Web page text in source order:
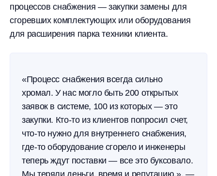
процессов снабжения — закупки замены для
сгоревших комплектующих или оборудования
для расширения парка техники клиента.
«Процесс снабжения всегда сильно
хромал. У нас могло быть 200 открытых
заявок в системе, 100 из которых — это
закупки. Кто-то из клиентов попросил счет,
что-то нужно для внутреннего снабжения,
где-то оборудование сгорело и инженеры
теперь ждут поставки — все это буксовало.